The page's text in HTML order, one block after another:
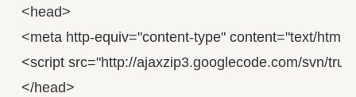
<head>
<meta http-equiv="content-type" content="text/html;
<script src="http://ajaxzip3.googlecode.com/svn/
</head>